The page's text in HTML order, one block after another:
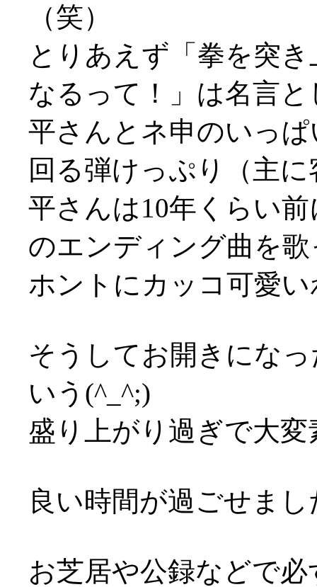
（笑）
とりあえず「拳を突き
なるって！」は名言
平さんとネ申のいっ
回る弾けっぷり（主
平さんは10年くらい
のエンディング曲を
ホントにカッコ可愛
そうしてお開きにな
いう(^_^;)
盛り上がり過ぎで大
良い時間が過ごせま
お芝居や公録などで